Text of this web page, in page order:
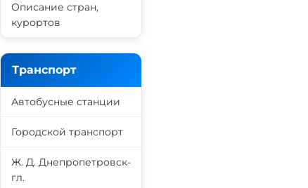
Описание стран,
курортов
Транспорт
Автобусные станции
Городской транспорт
Ж. Д. Днепропетровск-
гл.